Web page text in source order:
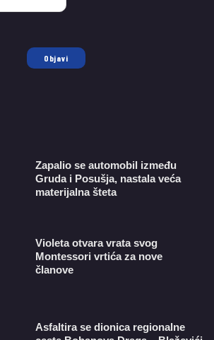
Objavi
Zapalio se automobil između
Gruda i Posušja, nastala veća
materijalna šteta
Violeta otvara vrata svog
Montessori vrtića za nove
članove
Asfaltira se dionica regionalne